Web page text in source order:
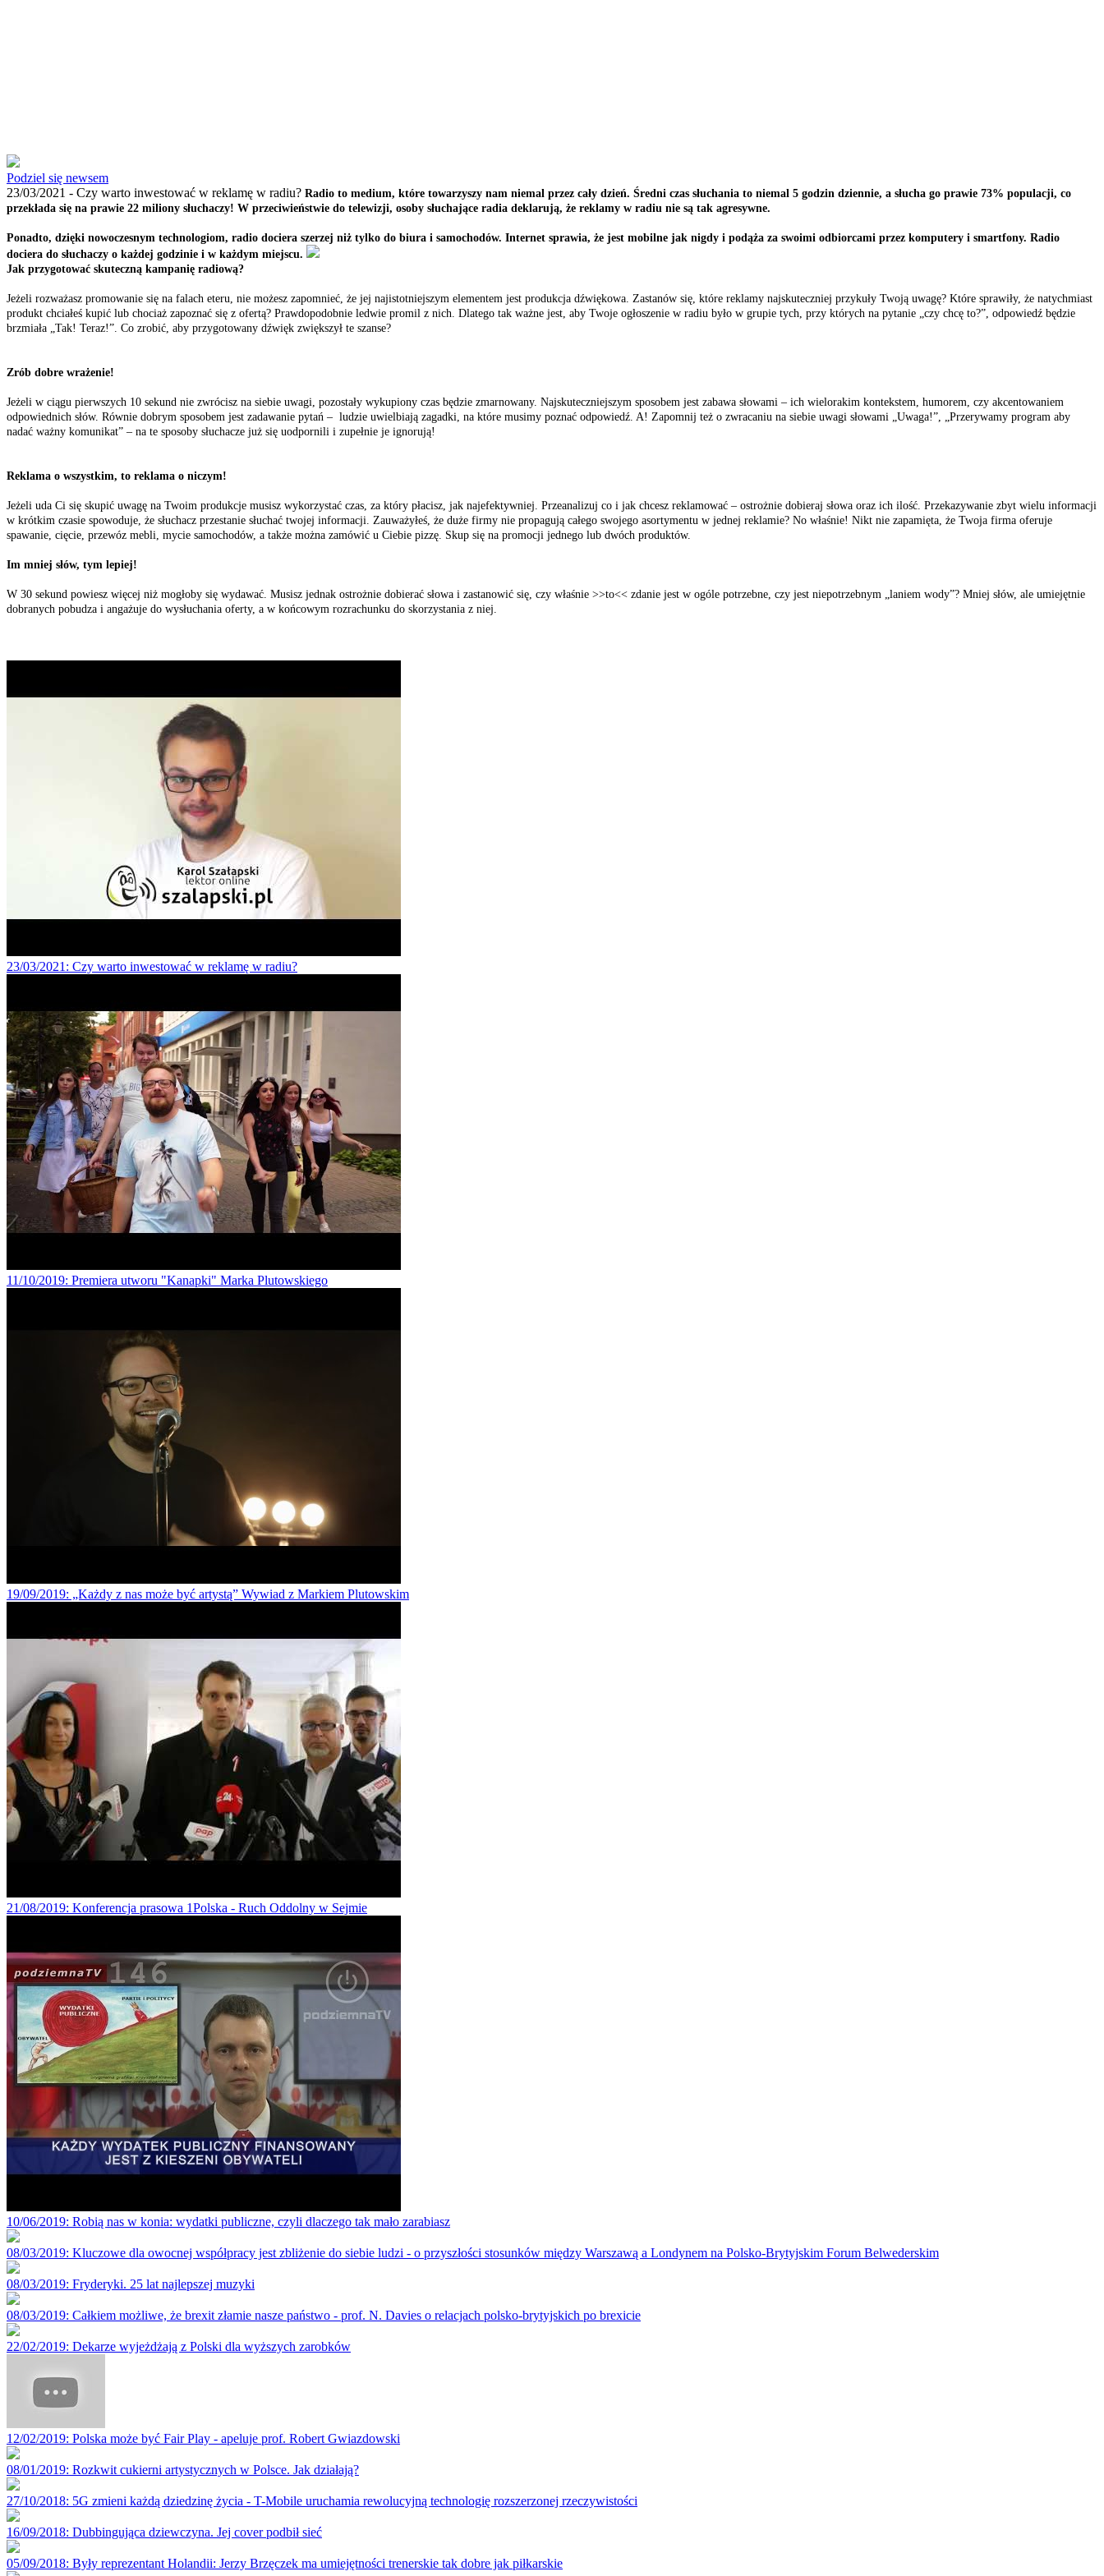
Podziel się newsem
23/03/2021 - Czy warto inwestować w reklamę w radiu? Radio to medium, które towarzyszy nam niemal przez cały dzień. Średni czas słuchania to niemal 5 godzin dziennie, a słucha go prawie 73% populacji, co
przekłada się na prawie 22 miliony słuchaczy! W przeciwieństwie do telewizji, osoby słuchające radia deklarują, że reklamy w radiu nie są tak agresywne.
Ponadto, dzięki nowoczesnym technologiom, radio dociera szerzej niż tylko do biura i samochodów. Internet sprawia, że jest mobilne jak nigdy i podąża za swoimi odbiorcami przez komputery i smartfony. Radio
dociera do słuchaczy o każdej godzinie i w każdym miejscu.
Jak przygotować skuteczną kampanię radiową?
Jeżeli rozważasz promowanie się na falach eteru, nie możesz zapomnieć, że jej najistotniejszym elementem jest produkcja dźwiękowa. Zastanów się, które reklamy najskuteczniej przykuły Twoją uwagę? Które sprawiły, że natychmiast
produkt chciałeś kupić lub chociaż zapoznać się z ofertą? Prawdopodobnie ledwie promil z nich. Dlatego tak ważne jest, aby Twoje ogłoszenie w radiu było w grupie tych, przy których na pytanie „czy chcę to?”, odpowiedź będzie
brzmiała „Tak! Teraz!”. Co zrobić, aby przygotowany dźwięk zwiększył te szanse?
Zrób dobre wrażenie!
Jeżeli w ciągu pierwszych 10 sekund nie zwrócisz na siebie uwagi, pozostały wykupiony czas będzie zmarnowany. Najskuteczniejszym sposobem jest zabawa słowami – ich wielorakim kontekstem, humorem, czy akcentowaniem
odpowiednich słów. Równie dobrym sposobem jest zadawanie pytań – ludzie uwielbiają zagadki, na które musimy poznać odpowiedź. A! Zapomnij też o zwracaniu na siebie uwagi słowami „Uwaga!”, „Przerywamy program aby
nadać ważny komunikat” – na te sposoby słuchacze już się uodpornili i zupełnie je ignorują!
Reklama o wszystkim, to reklama o niczym!
Jeżeli uda Ci się skupić uwagę na Twoim produkcje musisz wykorzystać czas, za który płacisz, jak najefektywniej. Przeanalizuj co i jak chcesz reklamować – ostrożnie dobieraj słowa oraz ich ilość. Przekazywanie zbyt wielu informacji
w krótkim czasie spowoduje, że słuchacz przestanie słuchać twojej informacji. Zauważyłeś, że duże firmy nie propagują całego swojego asortymentu w jednej reklamie? No właśnie! Nikt nie zapamięta, że Twoja firma oferuje
spawanie, cięcie, przewóz mebli, mycie samochodów, a także można zamówić u Ciebie pizzę. Skup się na promocji jednego lub dwóch produktów.
Im mniej słów, tym lepiej!
W 30 sekund powiesz więcej niż mogłoby się wydawać. Musisz jednak ostrożnie dobierać słowa i zastanowić się, czy właśnie >>to<< zdanie jest w ogóle potrzebne, czy jest niepotrzebnym „laniem wody”? Mniej słów, ale umiejętnie
dobranych pobudza i angażuje do wysłuchania oferty, a w końcowym rozrachunku do skorzystania z niej.
23/03/2021 : Czy warto inwestować w reklamę w radiu?
11/10/2019: Premiera utworu "Kanapki" Marka Plutowskiego
19/09/2019: „Każdy z nas może być artystą” Wywiad z Markiem Plutowskim
21/08/2019: Konferencja prasowa 1Polska - Ruch Oddolny w Sejmie
10/06/2019: Robią nas w konia: wydatki publiczne, czyli dlaczego tak mało zarabiasz
08/03/2019: Kluczowe dla owocnej współpracy jest zbliżenie do siebie ludzi - o przyszłości stosunków między Warszawą a Londynem na Polsko-Brytyjskim Forum Belwederskim
08/03/2019: Fryderyki. 25 lat najlepszej muzyki
08/03/2019: Całkiem możliwe, że brexit złamie nasze państwo - prof. N. Davies o relacjach polsko-brytyjskich po brexicie
22/02/2019: Dekarze wyjeżdżają z Polski dla wyższych zarobków
12/02/2019: Polska może być Fair Play - apeluje prof. Robert Gwiazdowski
08/01/2019: Rozkwit cukierni artystycznych w Polsce. Jak działają?
27/10/2018: 5G zmieni każdą dziedzinę życia - T-Mobile uruchamia rewolucyjną technologię rozszerzonej rzeczywistości
16/09/2018: Dubbingująca dziewczyna. Jej cover podbił sieć
05/09/2018: Były reprezentant Holandii: Jerzy Brzęczek ma umiejętności trenerskie tak dobre jak piłkarskie